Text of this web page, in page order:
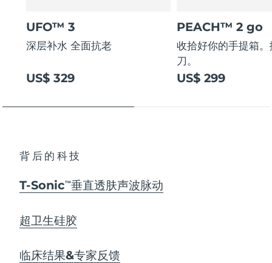
UFO™ 3
深层补水 全面抗老
US$ 329
PEACH™ 2 go
收拾好你的手提箱
刀。
US$ 299
背后的科技
T-SonicTM 垂直透肤声波脉动
超卫生硅胶
临床结果&专家反馈